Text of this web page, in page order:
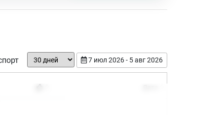
7 июл 2026 - 5 авг 2026